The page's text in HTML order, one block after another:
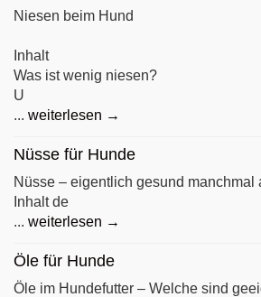
Niesen beim Hund
Inhalt
Was ist wenig niesen?
U
... weiterlesen →
Nüsse für Hunde
Nüsse – eigentlich gesund manchmal
Inhalt de
... weiterlesen →
Öle für Hunde
Öle im Hundefutter – Welche sind